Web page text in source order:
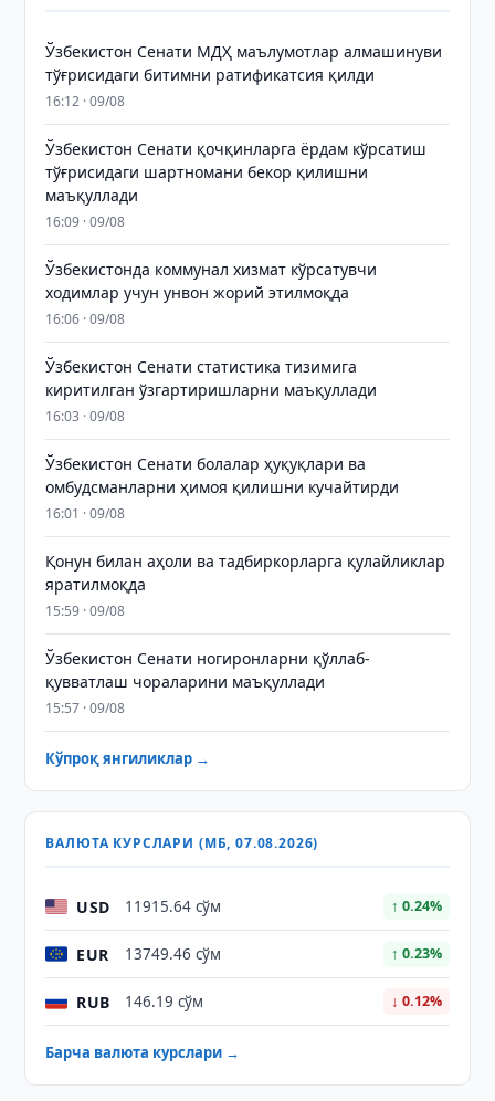
Ўзбекистон Сенати МДҲ маълумотлар алмашинуви
тўғрисидаги битимни ратификатсия қилди
16:12 · 09/08
Ўзбекистон Сенати қочқинларга ёрдам кўрсатиш
тўғрисидаги шартномани бекор қилишни
маъқуллади
16:09 · 09/08
Ўзбекистонда коммунал хизмат кўрсатувчи
ходимлар учун унвон жорий этилмоқда
16:06 · 09/08
Ўзбекистон Сенати статистика тизимига
киритилган ўзгартиришларни маъқуллади
16:03 · 09/08
Ўзбекистон Сенати болалар ҳуқуқлари ва
омбудсманларни ҳимоя қилишни кучайтирди
16:01 · 09/08
Қонун билан аҳоли ва тадбиркорларга қулайликлар
яратилмоқда
15:59 · 09/08
Ўзбекистон Сенати ногиронларни қўллаб-
қувватлаш чораларини маъқуллади
15:57 · 09/08
Кўпроқ янгиликлар →
ВАЛЮТА КУРСЛАРИ (МБ, 07.08.2026)
USD 11915.64 сўм ↑ 0.24%
EUR 13749.46 сўм ↑ 0.23%
RUB 146.19 сўм ↓ 0.12%
Барча валюта курслари →